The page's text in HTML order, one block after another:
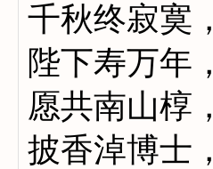
千秋终寂寞
陛下寿万年
愿共南山椁
披香淖博士